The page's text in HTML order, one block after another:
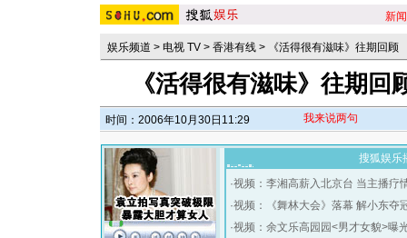
新闻
娱乐频道 > 电视 TV > 香港有线 > 《活得很有滋味》往期回顾
《活得很有滋味》往期回
时间：2006年10月30日11:29 我来说两句
搜狐娱乐
·视频：李湘高薪入北京台 当主播疗
·视频：《舞林大会》落幕 解小东夺
·视频：余文乐高园园<男才女貌>曝